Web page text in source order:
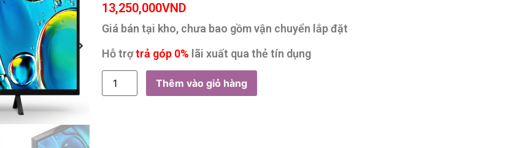
13,250,000VND
Giá bán tại kho, chưa bao gồm vận chuyển lắp đặt
Hỗ trợtrả góp 0% lãi xuất qua thẻ tín dụng
Thêm vào giỏ hàng